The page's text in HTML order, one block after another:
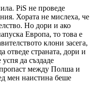
PiS не проведе
Хората не мислеха, че
Но дори и ако
Европа, то това е
клони засега,
отведе страната, дори и
да създаде
между Полша и
мен наистина беше